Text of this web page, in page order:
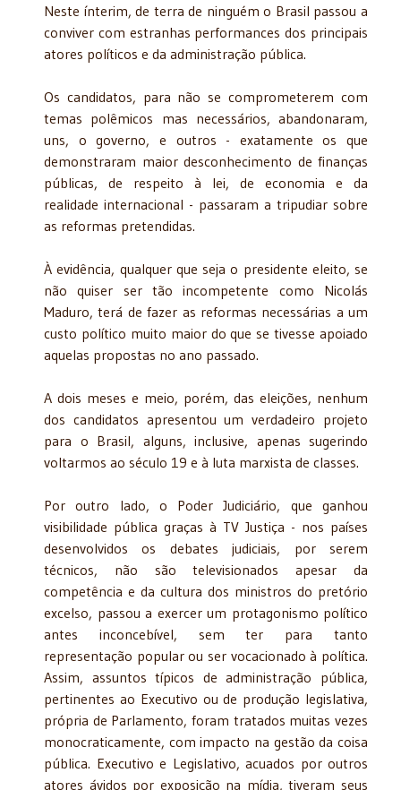
Neste ínterim, de terra de ninguém o Brasil passou a
conviver com estranhas performances dos principais
atores políticos e da administração pública.
Os candidatos, para não se comprometerem com
temas polêmicos mas necessários, abandonaram,
uns, o governo, e outros - exatamente os que
demonstraram maior desconhecimento de finanças
públicas, de respeito à lei, de economia e da
realidade internacional - passaram a tripudiar sobre
as reformas pretendidas.
À evidência, qualquer que seja o presidente eleito, se
não quiser ser tão incompetente como Nicolás
Maduro, terá de fazer as reformas necessárias a um
custo político muito maior do que se tivesse apoiado
aquelas propostas no ano passado.
A dois meses e meio, porém, das eleições, nenhum
dos candidatos apresentou um verdadeiro projeto
para o Brasil, alguns, inclusive, apenas sugerindo
voltarmos ao século 19 e à luta marxista de classes.
Por outro lado, o Poder Judiciário, que ganhou
visibilidade pública graças à TV Justiça - nos países
desenvolvidos os debates judiciais, por serem
técnicos, não são televisionados apesar da
competência e da cultura dos ministros do pretório
excelso, passou a exercer um protagonismo político
antes inconcebível, sem ter para tanto
representação popular ou ser vocacionado à política.
Assim, assuntos típicos de administração pública,
pertinentes ao Executivo ou de produção legislativa,
própria de Parlamento, foram tratados muitas vezes
monocraticamente, com impacto na gestão da coisa
pública. Executivo e Legislativo, acuados por outros
atores ávidos por exposição na mídia, tiveram seus